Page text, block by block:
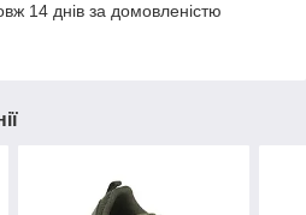
14 днів за домовленістю